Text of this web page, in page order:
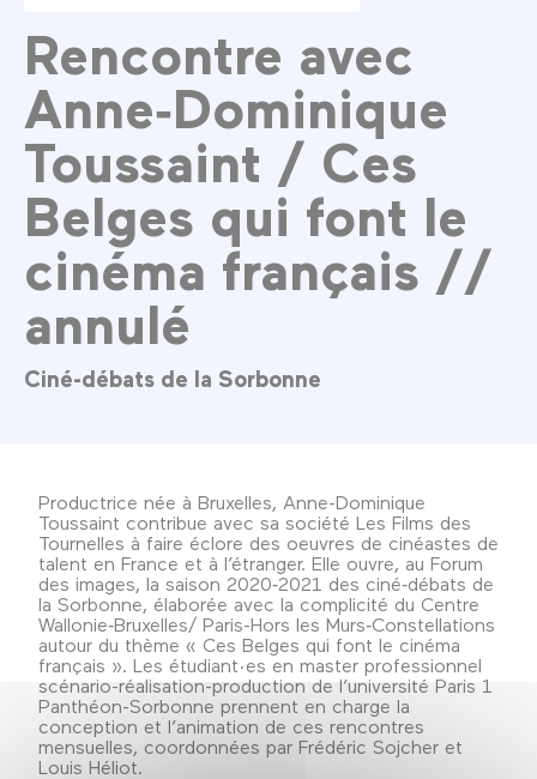
Rencontre avec
Anne‑Dominique
Toussaint / Ces
Belges qui font le
cinéma français //
annulé
Ciné-débats de la Sorbonne
Productrice née à Bruxelles, Anne-Dominique
Toussaint contribue avec sa société Les Films des
Tournelles à faire éclore des oeuvres de cinéastes de
talent en France et à l’étranger. Elle ouvre, au Forum
des images, la saison 2020‑2021 des ciné‑débats de
la Sorbonne, élaborée avec la complicité du Centre
Wallonie‑Bruxelles/ Paris-Hors les Murs‑Constellations
autour du thème « Ces Belges qui font le cinéma
français ». Les étudiant·es en master professionnel
scénario-réalisation-production de l’université Paris 1
Panthéon-Sorbonne prennent en charge la
conception et l’animation de ces rencontres
mensuelles, coordonnées par Frédéric Sojcher et
Louis Héliot.